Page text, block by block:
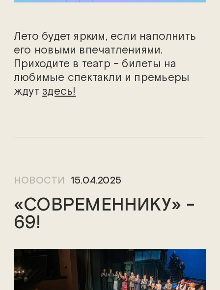
Лето будет ярким, если наполнить
его новыми впечатлениями.
Приходите в театр – билеты на
любимые спектакли и премьеры
ждут здесь!
НОВОСТИ 15.04.2025
«СОВРЕМЕННИКУ» -
69!